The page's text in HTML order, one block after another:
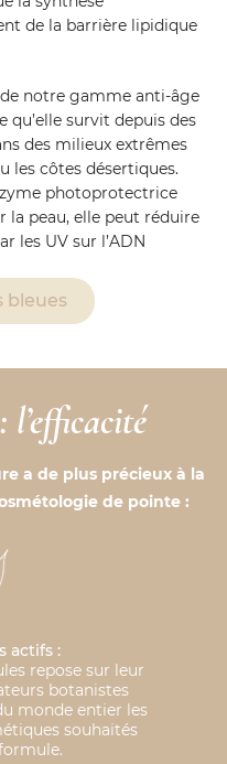
de la barrière lipidique
notre gamme anti-âge
qu’elle survit depuis des
des milieux extrêmes
les côtes désertiques.
photoprotectrice
la peau, elle peut réduire
les UV sur l’ADN
bleues
l’efficacité
a de plus précieux à la
de pointe :
actifs :
repose sur leur
botanistes
monde entier les
souhaités